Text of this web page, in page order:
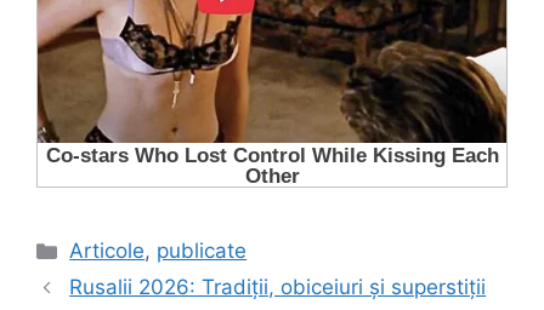
Categorii
Articole, publicate
Rusalii 2026: Tradiții, obiceiuri și superstiții